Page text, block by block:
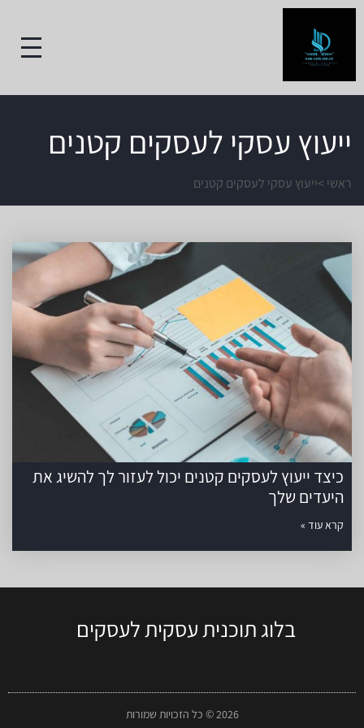
ייעוץ עסקי לעסקים קטנים
ראשי >ייעוץ עסקי לעסקים קטנים
כיצד ייעוץ לעסקים קטנים יכול לעזור לך להשיג את
היעדים שלך
קרא עוד »
בלוג תוכנית עסקית לעסקים
2026 © כל הזכויות שמורות